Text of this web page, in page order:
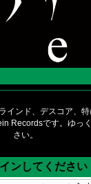
インド、デスコア、
Recordsです。ゆっ
さい。
ンしてください